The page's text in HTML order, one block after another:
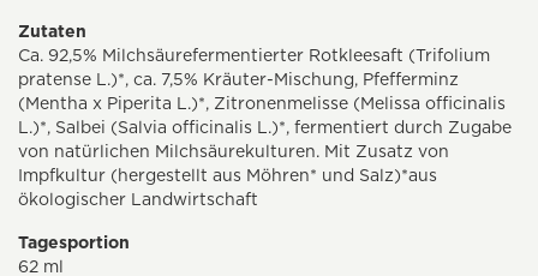
Zutaten
Ca. 92,5% Milchsäurefermentierter Rotkleesaft (Trifolium
pratense L.)*, ca. 7,5% Kräuter-Mischung, Pfefferminz
(Mentha x Piperita L.)*, Zitronenmelisse (Melissa officinalis
L.)*, Salbei (Salvia officinalis L.)*, fermentiert durch Zugabe
von natürlichen Milchsäurekulturen. Mit Zusatz von
Impfkultur (hergestellt aus Möhren* und Salz)*aus
ökologischer Landwirtschaft
Tagesportion
62 ml